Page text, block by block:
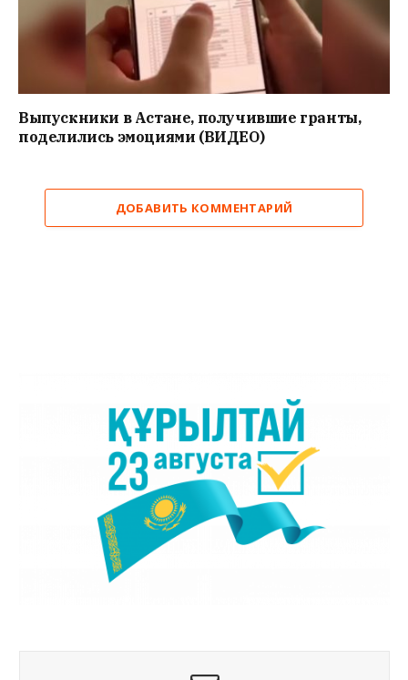
Выпускники в Астане, получившие гранты,
поделились эмоциями (ВИДЕО)
ДОБАВИТЬ КОММЕНТАРИЙ